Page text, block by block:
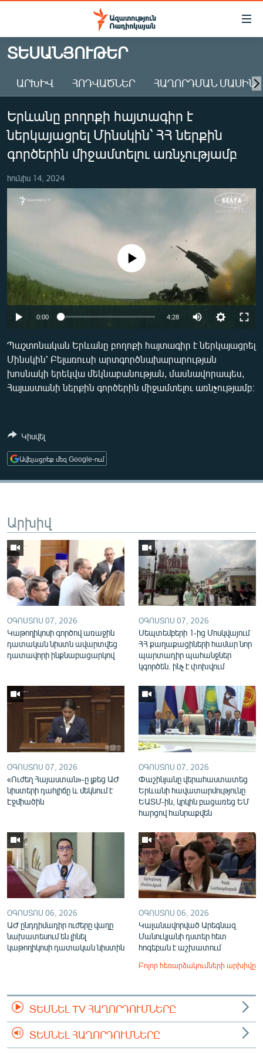
Մատչելիության
Անցնել
հիմնական
Անցնել
հիմնական
մենյուին
Որոնում
ԱԶԱՏՈՒԹՅՈՒՆ TV
ՀԱՅԱՍՏԱՆ
ԸՆՏՐՈՒԹՅՈՒՆՆԵՐ 2026
ԻՐԱՎՈՒՆՔ
ՏՆՏԵՍՈՒԹՅՈՒՆ
ՊԱՏԵՐԱԶՄԻ 6 ՇԱԲԱԹՆԵՐԸ
ՏԱՐԱԾԱՇՐՋԱՆ
ՄԻՋԱԶԳԱՅԻՆ
ՄՇԱԿՈՒՅԹ
ՍՊՈՐՏ
ՏՏ ԵՒ ԻՆՏԵՐՆԵՏ
ԿՈՐՈՆԱՎԻՐՈՒՍ
ԲԱՆԱՎԵՃ
ՁԳՏԵԼՈՎ ԼԱՎԱԳՈՒՅՆԻՆ
ՓՈԴՔԱՍԹ
Հայերեն
English
Русский
ՀԵՏԵՎԵՔ ՄԵԶ
«Ազատության» բոլոր կայքերը
ՏԵՍԱՆՅՈՒԹԵՐ
ԱՐԽԻՎ ՀՈԴՎԱԾՆԵՐ ՀԱՂՈՐԴՄԱՆ ՄԱՍԻՆ
Երևանը բողոքի հայտագիր է
ներկայացրել Մինսկին՝ ՀՀ ներքին
գործերին միջամտելու առնչությամբ
հունիս 14, 2024
Auto 240p 360p 480p
No media source currently available
0:00 4:28
360p
480p
Պաշտոնական Երևանը բողոքի հայտագիր է ներկայացրել
Մինսկին՝ Բելառուսի արտգործնախարարության
խոսնակի երեկվա մեկնաբանության, մասնավորապես,
Հայաստանի ներքին գործերին միջամտելու առնչությամբ։
Կիսվել
Ավելացրեք մեզ Google-ում
Արխիվ
ՕԳՈՍՏՈՍ 07, 2026
Կաթողիկոսի գործով առաջին
դատական նիստն ավարտվեց
դատավորի ինքնաբացարկով
ՕԳՈՍՏՈՍ 07, 2026
Սեպտեմբերի 1-ից Մոսկվայում
ՀՀ քաղաքացիների համար նոր
պարտադիր պահանջներ
կգործեն. ինչ է փոխվում
ՕԳՈՍՏՈՍ 07, 2026
«Ուժեղ Հայաստան»-ը լքեց ԱԺ
նիստերի դահլիճը և մեկնում է
Էջմիածին
ՕԳՈՍՏՈՍ 07, 2026
Փաշինյանը վերահաստատեց
Երևանի հավատարմությունը
ԵԱՏՄ-ին, կրկին բացառեց ԵՄ
հարցով հանրաքվեն
ՕԳՈՍՏՈՍ 06, 2026
ԱԺ ընդդիմադիր ուժերը վաղը
նախատեսում են լինել
կաթողիկոսի դատական նիստին
ՕԳՈՍՏՈՍ 06, 2026
Կալանավորված Արեգնազ
Մանուկյանի դստեր հետ
հոգեբան է աշխատում
Բոլոր հեռարձակումների արխիվը
ՏԵՍՆԵԼ TV ՀԱՂՈՐԴՈՒՄՆԵՐԸ
ՏԵՍՆԵԼ ՀԱՂՈՐԴՈՒՄՆԵՐԸ